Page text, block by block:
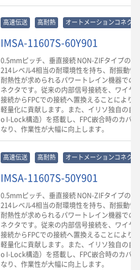
高速伝送 高耐熱 オートメーションコネクタ
IMSA-11607S-60Y901
0.5mmピッチ、垂直接続 NON-ZIFタイプの
214レベル4相当の耐環境性を持ち、耐振動
耐熱性が求められるパワートレイン機器での
ネクタです。従来の内部信号接続を、ワイヤ
接続からFPCでの接続へ置換えることにより
軽量化に貢献します。また、イリソ独自の自
o I-Lock構造）を搭載し、FPC嵌合時のカバ
なり、作業性が大幅に向上します。
高速伝送 高耐熱 オートメーションコネクタ
IMSA-11607S-50Y901
0.5mmピッチ、垂直接続 NON-ZIFタイプの
214レベル4相当の耐環境性を持ち、耐振動
耐熱性が求められるパワートレイン機器での
ネクタです。従来の内部信号接続を、ワイヤ
接続からFPCでの接続へ置換えることにより
軽量化に貢献します。また、イリソ独自の自
o I-Lock構造）を搭載し、FPC嵌合時のカバ
なり、作業性が大幅に向上します。